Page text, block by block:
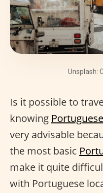
Unsplash:
Is it possible to
knowing Portuguese
very advisable
the most basic
make it quite
with Portuguese